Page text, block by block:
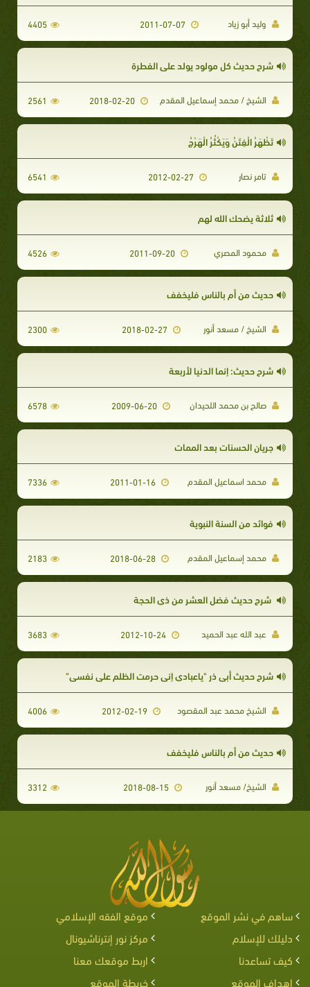
وليد أبو زياد 4405
شرح حديث كل مولود يولد على الفطرة
الشيخ / محمد إسماعيل المقدم 2018-02-20
2561
تَظْهَرُ الْفِتَنُ وَيَكْثُرُ الْهَرْجُ
تامر نصار 6541
ثلاثة يضحك الله لهم
محمود المصري 4526
حديث من أم بالناس فليخفف
الشيخ / مسعد أنور 2300
شرح حديث: إنما الدنيا لأربعة
صالح بن محمد اللحيدان 2009-06-20
6578
جريان الحسنات بعد الممات
محمد اسماعيل المقدم 2011-01-16
7336
فوائد من السنة النبوية
محمد إسماعيل المقدم 2018-06-28
2183
شرح حديث فضل العشر من ذي الحجة
عبد الله عبد الحميد 2012-10-24
3683
شرح حديث أبي ذر "ياعبادي إني حرمت الظلم على نفسي"
الشيخ محمد عبد المقصود 4006
حديث من أم بالناس فليخفف
الشيخ/ مسعد أنور 3312
ساهم في نشر الموقع
موقع الفقه الإسلامي
دليلك للإسلام
مركز نور إنترناشيونال
كيف تساعدنا
اربط موقعك معنا
اهداف الموقع
خريطة الموقع